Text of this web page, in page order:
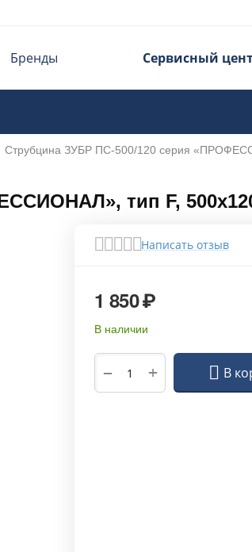
Бренды Сервисный
Струбцина ЗУБР ПС-500/120 серия
тип F,
Написать отзыв
1 850₽
В наличии
+
− В